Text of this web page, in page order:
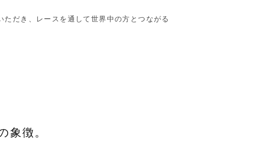
だき、レースを通して世界中の方とつながる
象徴。